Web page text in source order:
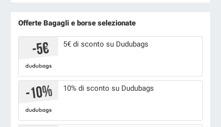
Offerte Bagagli e borse selezionate
5€ di sconto su Dudubags
10% di sconto su Dudubags